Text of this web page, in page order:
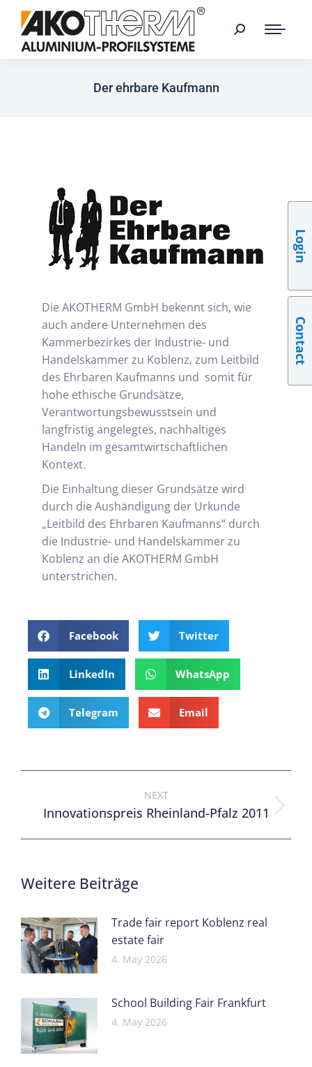
Der ehrbare Kaufmann
Die AKOTHERM GmbH bekennt sich, wie
auch andere Unternehmen des
Kammerbezirkes der Industrie- und
Handelskammer zu Koblenz, zum Leitbild
des Ehrbaren Kaufmanns und somit für
hohe ethische Grundsätze,
Verantwortungsbewusstsein und
langfristig angelegtes, nachhaltiges
Handeln im gesamtwirtschaftlichen
Kontext.
Die Einhaltung dieser Grundsätze wird
durch die Aushändigung der Urkunde
„Leitbild des Ehrbaren Kaufmanns“ durch
die Industrie- und Handelskammer zu
Koblenz an die AKOTHERM GmbH
unterstrichen.
Facebook Twitter
LinkedIn WhatsApp
Telegram Email
NEXT
Innovationspreis Rheinland-Pfalz 2011
Weitere Beiträge
Trade fair report Koblenz real
estate fair
4. May 2026
School Building Fair Frankfurt
4. May 2026
Login
Contact